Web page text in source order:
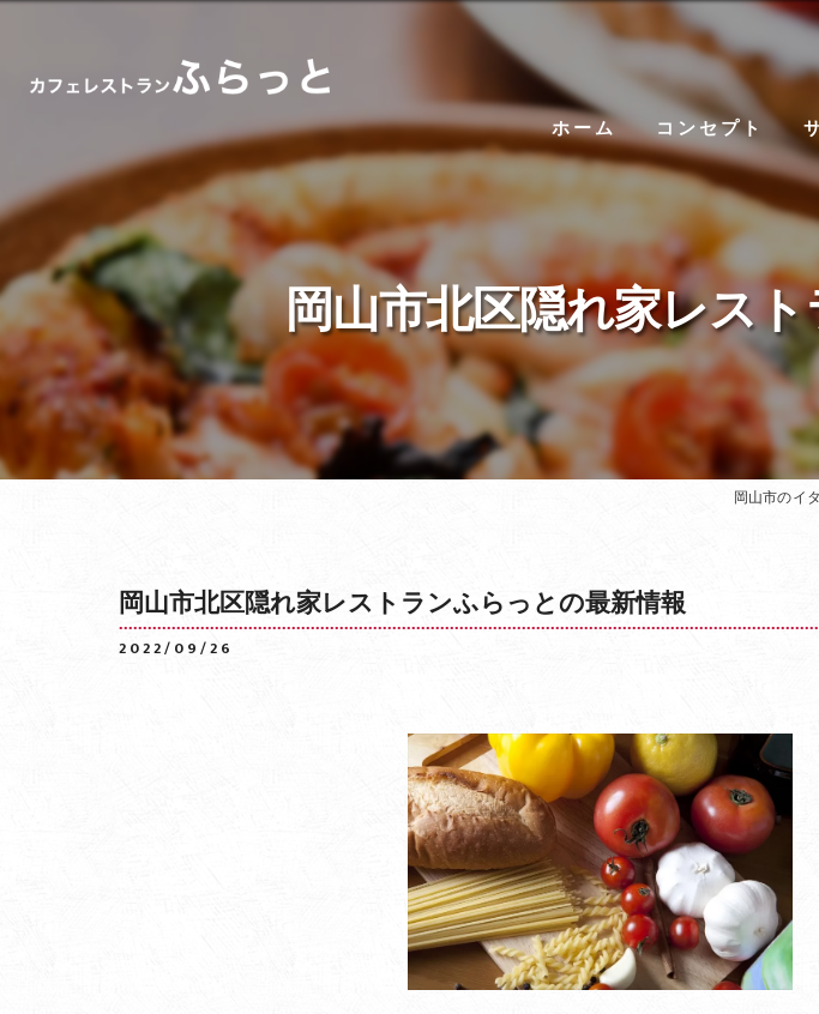
ホーム コンセプト
岡山市北区隠れ家レス
岡山市のイ
岡山市北区隠れ家レストランふらっとの最新情報
2022/09/26